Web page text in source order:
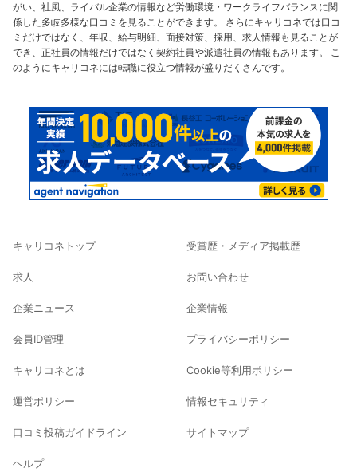
がい、社風、ライバル企業の情報など労働環境・ワークライフバランスに関
係した多岐多様な口コミを見ることができます。 さらにキャリコネでは口コ
ミだけではなく、年収、給与明細、面接対策、採用、求人情報も見ることが
でき、正社員の情報だけではなく契約社員や派遣社員の情報もあります。 こ
のようにキャリコネには転職に役立つ情報が盛りだくさんです。
キャリコネトップ
求人
企業ニュース
会員ID管理
キャリコネとは
運営ポリシー
口コミ投稿ガイドライン
ヘルプ
受賞歴・メディア掲載歴
お問い合わせ
企業情報
プライバシーポリシー
Cookie等利用ポリシー
情報セキュリティ
サイトマップ